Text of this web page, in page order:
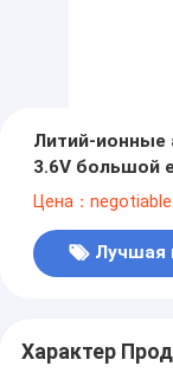
Литий-ионные
3.6V большой
Цена：negotiable
Лучшая
Характер